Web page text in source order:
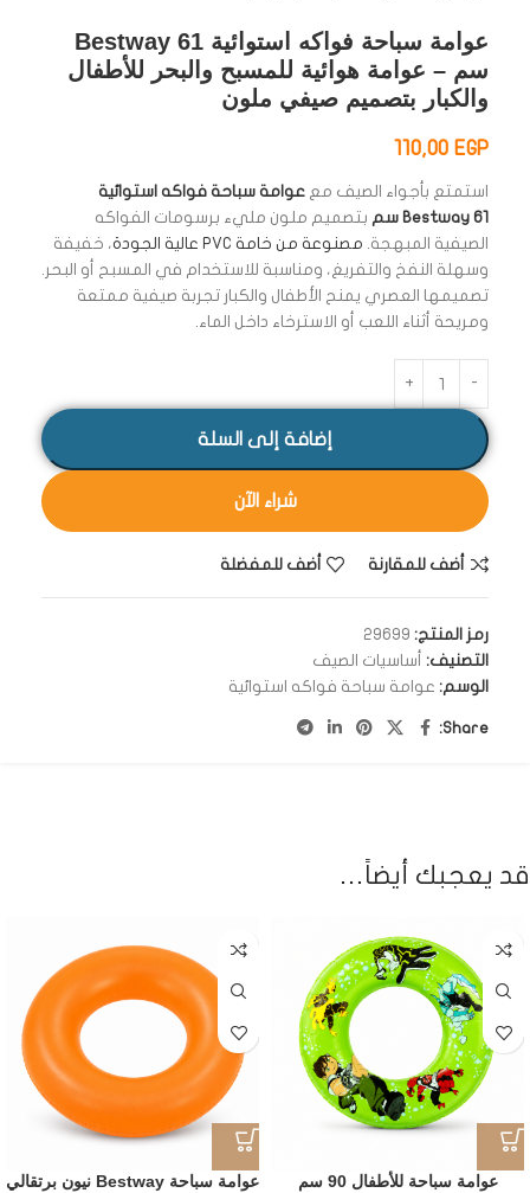
عوامة سباحة فواكه استوائية Bestway 61
سم – عوامة هوائية للمسبح والبحر للأطفال
والكبار بتصميم صيفي ملون
110,00 EGP
استمتع بأجواء الصيف مع عوامة سباحة فواكه استوائية
Bestway 61 سم
بتصميم ملون مليء برسومات الفواكه
الصيفية المبهجة. مصنوعة من خامة PVC عالية الجودة
، خفيفة
وسهلة النفخ والتفريغ، ومناسبة للاستخدام في المسبح أو البحر.
تصميمها العصري يمنح الأطفال والكبار تجربة صيفية ممتعة
ومريحة أثناء اللعب أو الاسترخاء داخل الماء.
إضافة إلى السلة
شراء الآن
أضف للمقارنة أضف للمفضلة
رمز المنتج: 29699
التصنيف: أساسيات الصيف
الوسم: عوامة سباحة فواكه استوائية
Share:
قد يعجبك أيضاً…
عوامة سباحة للأطفال 90 سم
عوامة سباحة Bestway نيون برتقالي